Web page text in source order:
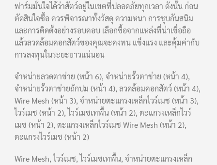
ฟาร์มมั่นใจได้ว่าสัตว์อยู่ในเขตที่ปลอดภัยทุกเวลา ดังนั้น ก่อน
ตัดสินใจซื้อ ควรพิจารณาทั้งวัสดุ ความหนา การชุบกันสนิม
และการติดตั้งอย่างรอบคอบ เลือกซื้อจากแหล่งที่น่าเชื่อถือ
แล้วลวดล้อมคอกสัตว์ของคุณจะคงทน แข็งแรง และคุ้มค่ากับ
การลงทุนในระยะยาวแน่นอน
จำหน่ายลวดตาข่าย (หน้า 6), จำหน่ายรั้วตาข่าย (หน้า 4),
จำหน่ายรั้วตาข่ายถักปม (หน้า 4), ลวดล้อมคอกสัตว์ (หน้า 4),
Wire Mesh (หน้า 3), จำหน่ายตะแกรงเหล็กไวร์เมช (หน้า 3),
ไวร์เมช (หน้า 2), ไวร์เมชเทพื้น (หน้า 2), ตะแกรงเหล็กไวร์
เมช (หน้า 2), ตะแกรงเหล็กไวร์เมช Wire Mesh (หน้า 2),
ตะแกรงไวร์เมช (หน้า 2)
Wire Mesh, ไวร์เมช, ไวร์เมชเทพื้น, จำหน่ายตะแกรงเหล็ก